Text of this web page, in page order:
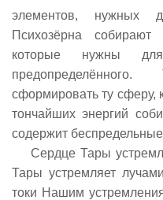
элементов, нужных
Психозёрна
которые нужны
сформировать ту сферу,
тончайших энергий
содержит
Сердце Тары
Тары устремляет
токи Нашим